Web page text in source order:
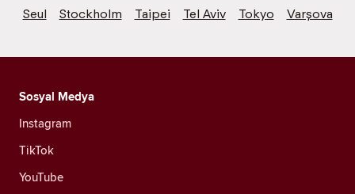
Seul
Stockholm Taipei Tel Aviv Tokyo Varşova
Sosyal Medya
Instagram
TikTok
YouTube